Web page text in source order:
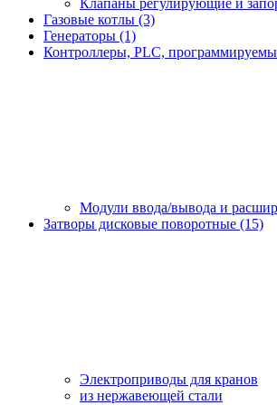
Клапаны регулирующие и
Газовые котлы (3)
Генераторы (1)
Контроллеры, PLС,
Модули ввода/вывода и
Затворы дисковые поворотные (15)
Электроприводы для кранов
из нержавеющей стали